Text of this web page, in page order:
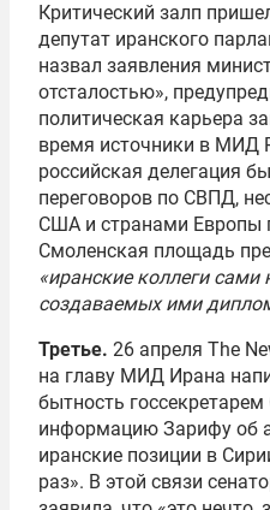
Критический залп
депутат иранского
назвал заявления
отсталостью»,
политическая карьера
время источники в МИД
российская делегация
переговоров по СВПД,
США и странами Европы
Смоленская площадь
«иранские коллеги сами
создаваемых ими
Третье. 26 апреля The
на главу МИД Ирана
бытность
информацию Зарифу об
иранские позиции в
раз». В этой связи